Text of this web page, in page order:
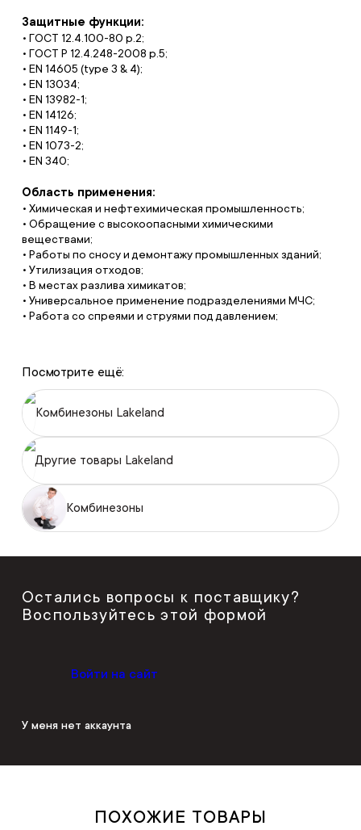
Защитные функции:
• ГОСТ 12.4.100-80 р.2;
• ГОСТ Р 12.4.248-2008 р.5;
• EN 14605 (type 3 & 4);
• EN 13034;
• EN 13982-1;
• EN 14126;
• EN 1149-1;
• EN 1073-2;
• EN 340;
Область применения:
• Химическая и нефтехимическая промышленность;
• Обращение с высокоопасными химическими
веществами;
• Работы по сносу и демонтажу промышленных зданий;
• Утилизация отходов;
• В местах разлива химикатов;
• Универсальное применение подразделениями МЧС;
• Работа со спреями и струями под давлением;
Посмотрите ещё:
Комбинезоны Lakeland
Другие товары Lakeland
Комбинезоны
Остались вопросы к поставщику?
Воспользуйтесь этой формой
Войти на сайт
У меня нет аккаунта
ПОХОЖИЕ ТОВАРЫ